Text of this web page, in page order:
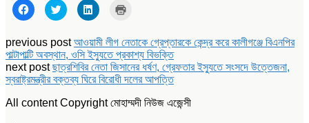
Click
to
share
Facebook
(Opens
in
new
window)
Click
to
share
Twitter
(Opens
in
new
window)
Click
to
LinkedIn
(Opens
in
new
window)
in
new
window)
previous postআওয়ামী লীগ নেতাকে গ্রেপ্তারকে কেন্দ্র করে কালীগঞ্জে বিএনপির
পাল্টাপাল্টি অবস্থান, ওসি ইস্যুতে প্রকাশ্য বিভক্তি
next postছাত্রশিবির নেতা জিসানের ধর্ষণ, গ্রেফতার ইস্যুতে সংসদে উত্তেজনা,
স্বরাষ্ট্রমন্ত্রীর বক্তব্য ঘিরে বিরোধী দলের আপত্তি
All content Copyright মোহাম্মদী নিউজ এজেন্সী